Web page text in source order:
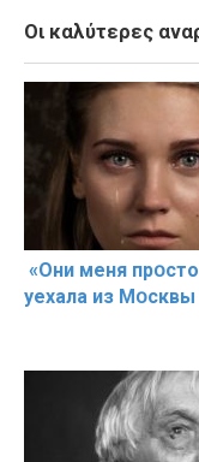
Οι καλύτερες
«Они меня
уехала из Мօсквы